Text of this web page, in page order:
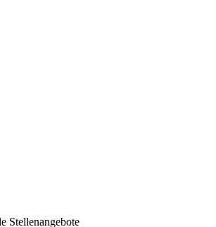
Stellenangebote